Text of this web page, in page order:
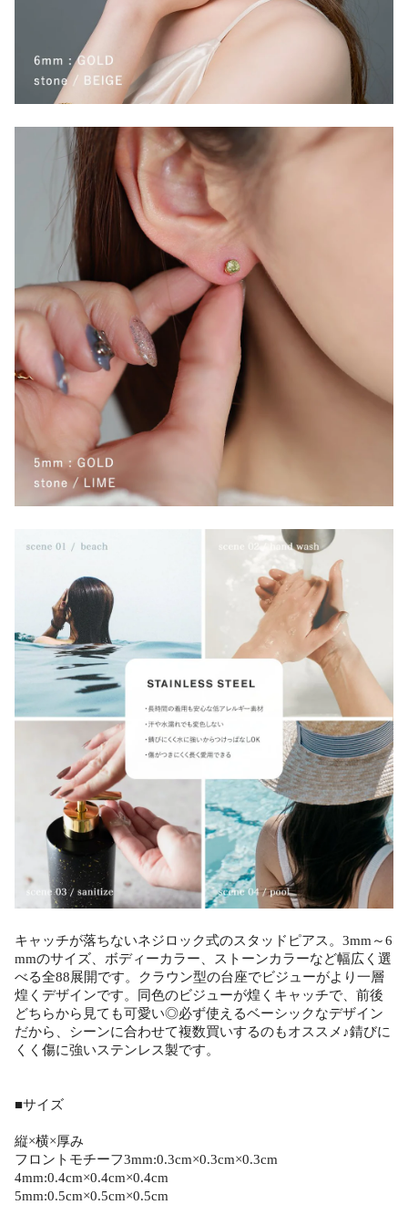
キャッチが落ちないネジロック式のスタッドピアス。3mm～6
mmのサイズ、ボディーカラー、ストーンカラーなど幅広く選
べる全88展開です。クラウン型の台座でビジューがより一層
煌くデザインです。同色のビジューが煌くキャッチで、前後
どちらから見ても可愛い◎必ず使えるベーシックなデザイン
だから、シーンに合わせて複数買いするのもオススメ♪錆びに
くく傷に強いステンレス製です。
■サイズ
縦×横×厚み
フロントモチーフ3mm:0.3cm×0.3cm×0.3cm
4mm:0.4cm×0.4cm×0.4cm
5mm:0.5cm×0.5cm×0.5cm